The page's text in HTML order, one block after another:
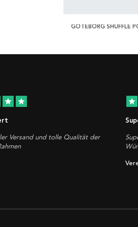
GÖTEBORG SHUFFLE
star star
Versand und tolle Qualität der
star